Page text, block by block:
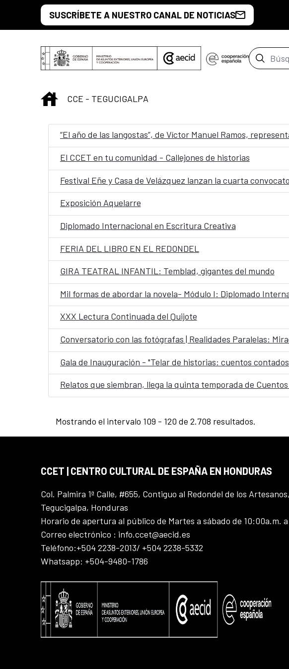
Saltar al contenido principal
SUSCRÍBETE A NUESTRO CANAL DE NOTICIAS
Barra
INICIO
CCE - TEGUCIGALPA
“El año de las langostas”, de Víctor Manuel Ramos,
El CCET en tu comunidad - Callejones de historias
Festival Eñe y Casa de Velázquez lanzan la cuarta
Exposición Aquelarre
Diplomado Internacional en Escritura Creativa
FERIA DEL LIBRO EN EL REDONDEL
GIRA TEATRAL INFANTIL: Temblad, gigantes del mundo
Mil formas de abordar la novela- Módulo I: Diplomado
XXX Lectura Continuada del Quijote
Conversatorio con las fotógrafas | Realidades Paralelas:
Gala de Inauguración - "Telar de historias: cuentos
Relatos que siembran, llega la quinta temporada de Cuentos
Mostrando el intervalo 109 - 120 de 2.708 resultados.
CCET | CENTRO CULTURAL DE ESPAÑA EN HONDURAS
Col. Palmira 1ª Calle, #655, Contiguo al Redondel de los Artesanos,
Tegucigalpa, Honduras
Horario de apertura al público de Martes a sábado de 10:00a.m.
Correo electrónico : info.ccet@aecid.es
Teléfono:+504 2238-2013/ +504 2238-5332
Whatsapp: +504-9480-1786